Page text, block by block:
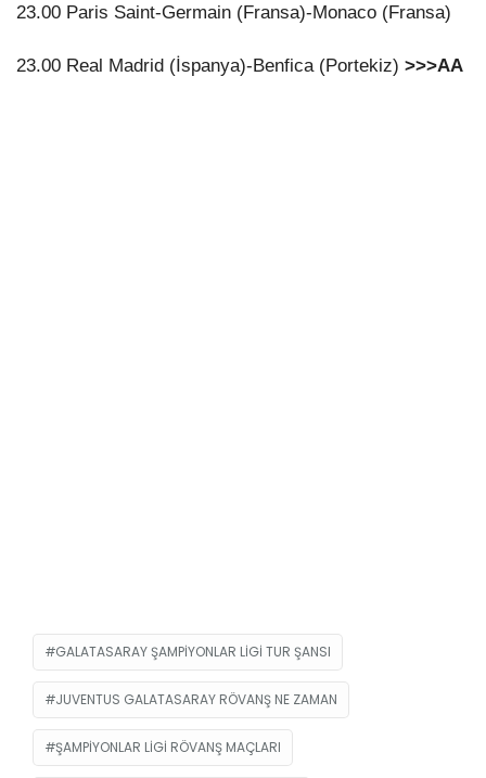
23.00 Paris Saint-Germain (Fransa)-Monaco (Fransa)
23.00 Real Madrid (İspanya)-Benfica (Portekiz) >>>AA
GALATASARAY ŞAMPIYONLAR LIGI TUR ŞANSI
JUVENTUS GALATASARAY RÖVANŞ NE ZAMAN
ŞAMPIYONLAR LIGI RÖVANŞ MAÇLARI